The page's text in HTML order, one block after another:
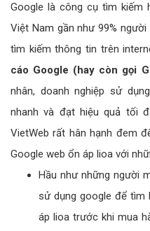
Google là công cụ tìm kiếm
Việt Nam gần như 99%
tìm kiếm thông tin trên
cáo Google (hay còn gọi
nhân, doanh nghiệp sử
nhanh và đạt hiệu quả tối
VietWeb rất hân hạnh đem
Google web ổn áp lioa với
Hầu như những người
sử dụng google để tìm
áp lioa trước khi mua